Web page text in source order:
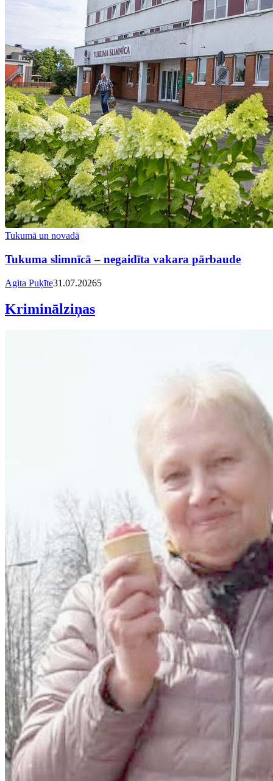
Tukumā un novadā
Tukuma slimnīcā – negaidīta vakara pārbaude
Agita Puķīte31.07.20265
Kriminālziņas